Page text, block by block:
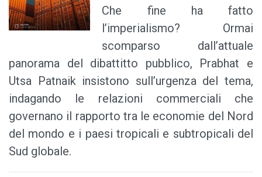
Che fine ha fatto
l’imperialismo? Ormai
scomparso dall’attuale
panorama del dibattitto pubblico, Prabhat e
Utsa Patnaik insistono sull’urgenza del tema,
indagando le relazioni commerciali che
governano il rapporto tra le economie del Nord
del mondo e i paesi tropicali e subtropicali del
Sud globale.